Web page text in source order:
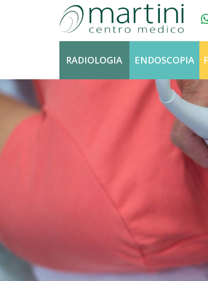
Vai al contenuto
RADIOLOGIA ENDOSCOPIA